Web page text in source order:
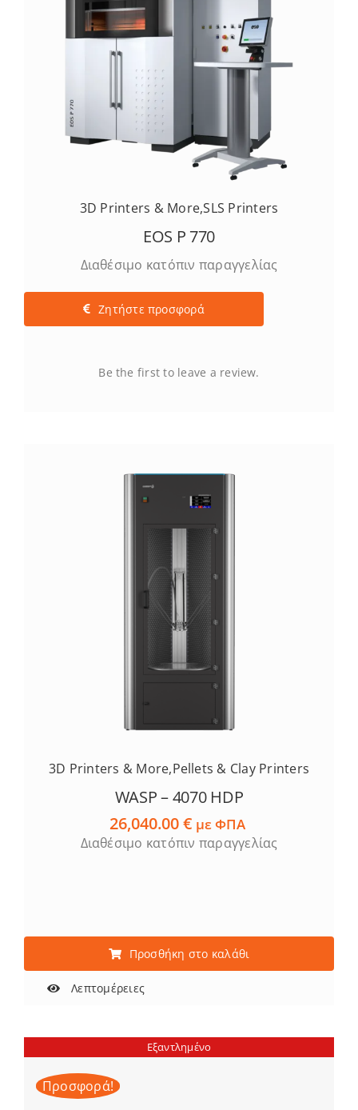
3D Printers & More,SLS Printers
EOS P 770
Διαθέσιμο κατόπιν παραγγελίας
Ζητήστε προσφορά
Be the first to leave a review.
3D Printers & More,Pellets & Clay Printers
WASP – 4070 HDP
26,040.00€ με ΦΠΑ
Διαθέσιμο κατόπιν παραγγελίας
Προσθήκη στο καλάθι
Λεπτομέρειες
Εξαντλημένο
Προσφορά!